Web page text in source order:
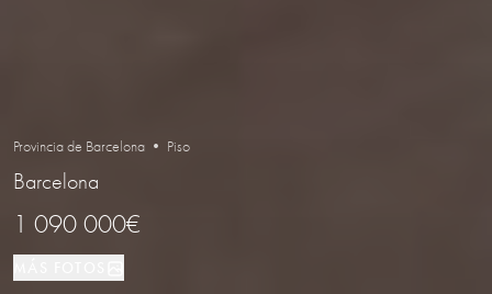
Provincia de Barcelona • Piso
Barcelona
1 090 000€